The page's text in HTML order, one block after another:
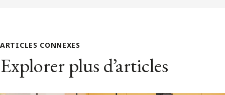
ARTICLES CONNEXES
Explorer plus d’articles